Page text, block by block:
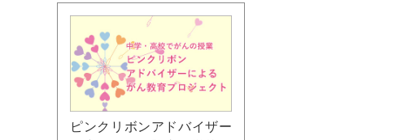
ピンクリボンアドバイザー